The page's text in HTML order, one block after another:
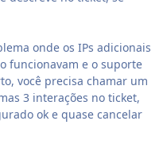
onde os IPs adicionais
funcionavam e o suporte
você precisa chamar um
3 interações no ticket,
ok e quase cancelar